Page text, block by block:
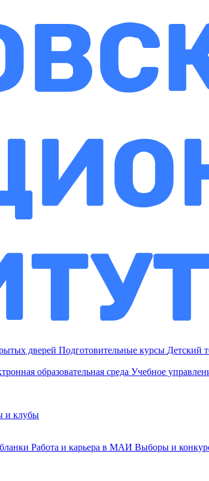
дверей Подготовительные курсы Детский
образовательная среда Учебное
и клубы
Работа и карьера в МАИ Выборы и